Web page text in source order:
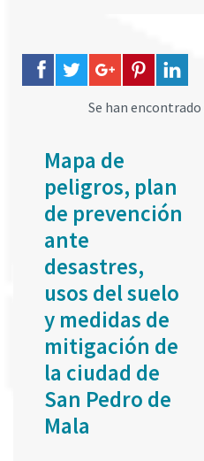
Se han encontrado
Mapa de
peligros, plan
de prevención
ante
desastres,
usos del suelo
y medidas de
mitigación de
la ciudad de
San Pedro de
Mala